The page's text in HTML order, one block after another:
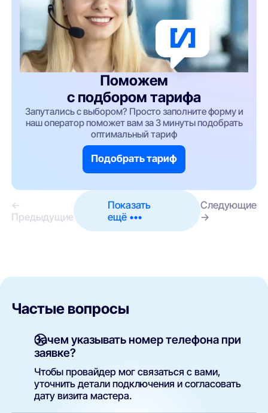
Поможем
с подбором тарифа
Запутались с выбором? Просто заполните форму и
наш оператор поможет вам за 3 минуты подобрать
оптимальный тариф
Подобрать тариф
←
Предыдущие
Показать
ещё •••
Следующие
→
Частые вопросы
Зачем указывать номер телефона при
заявке?
Чтобы провайдер мог связаться с вами,
уточнить детали подключения и согласовать
дату визита мастера.